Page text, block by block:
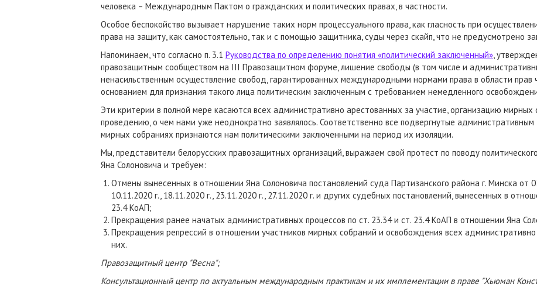
человека – Международным Пактом о гражданских и политических правах, в частности.
Особое беспокойство вызывает нарушение таких норм процессуального права, как гласность при
права на защиту, как самостоятельно, так и с помощью защитника, суды через скайп, что не предусмотрено
Напоминаем, что согласно п. 3.1 Руководства по определению понятия «политический заключенный»,
правозащитным сообществом на III Правозащитном форуме, лишение свободы (в том числе и
ненасильственным осуществление свобод, гарантированных международными нормами права в области прав
основанием для признания такого лица политическим заключенным с требованием немедленного
Эти критерии в полной мере касаются всех административно арестованных за участие, организацию мирных
проведению, о чем нами уже неоднократно заявлялось. Соответственно все подвергнутые административным
мирных собраниях признаются нам политическими заключенными на период их изоляции.
Мы, представители белорусских правозащитных организаций, выражаем свой протест по поводу
Яна Солоновича и требуем:
Отмены вынесенных в отношении Яна Солоновича постановлений суда Партизанского района г. Минска от
10.11.2020 г., 18.11.2020 г., 23.11.2020 г., 27.11.2020 г. и других судебных постановлений, вынесенных в
23.4 КоАП;
Прекращения ранее начатых административных процессов по ст. 23.34 и ст. 23.4 КоАП в отношении Яна
Прекращения репрессий в отношении участников мирных собраний и освобождения всех
них.
Правозащитный центр "Весна";
Консультационный центр по актуальным международным практикам и их имплементации в праве "Хьюман